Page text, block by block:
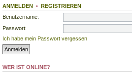
ANMELDEN • REGISTRIEREN
Benutzername:
Passwort:
Ich habe mein Passwort vergessen
WER IST ONLINE?